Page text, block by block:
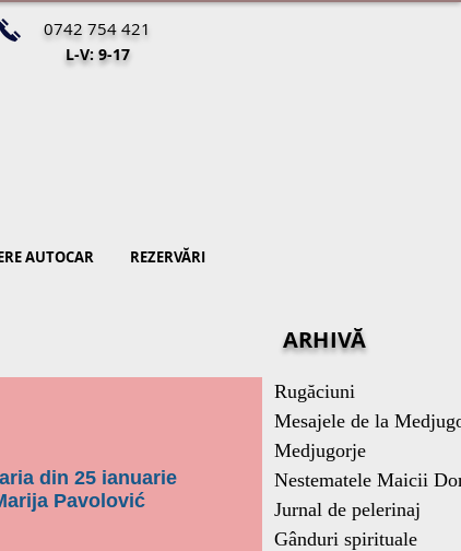
0742 754 421
L-V: 9-17
AUTOCAR REZERVĂRI
ARHIVĂ
din 25 ianuarie
Pavolović
Rugăciuni
Mesajele de la
Medjugorje
Nestematele Maicii
Jurnal de pelerinaj
Gânduri spirituale